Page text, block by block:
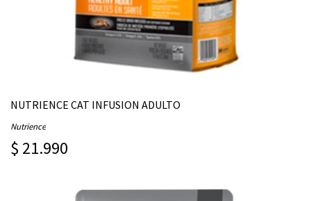
NUTRIENCE CAT INFUSION ADULTO
Nutrience
$ 21.990